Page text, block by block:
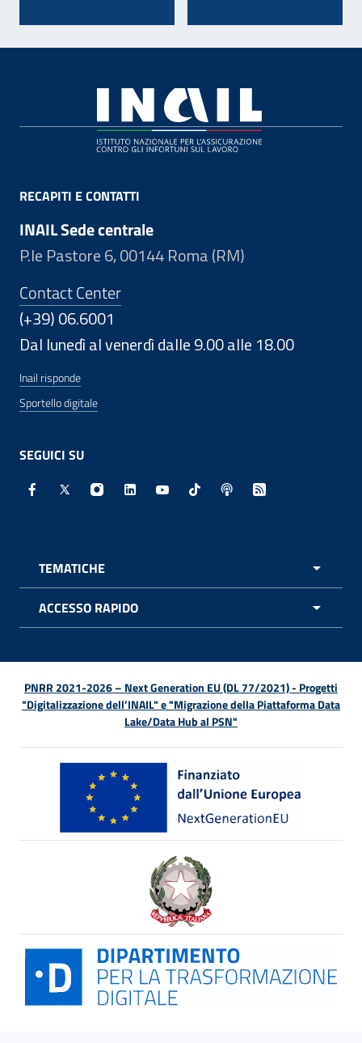
RECAPITI E CONTATTI
INAIL Sede centrale
P.le Pastore 6, 00144 Roma (RM)
Contact Center
(+39) 06.6001
Dal lunedì al venerdì dalle 9.00 alle 18.00
Inail risponde
Sportello digitale
SEGUICI SU
Facebook - Sito esterno - Apertura in nuova finestra
X - Sito esterno - Apertura in nuova finestra
Instagram - Sito esterno - Apertura in
Linkedin - Sito esterno - Apertura in
Youtube - Sito esterno -
TikTok - Sito esterno -
Spreaker - Sito
Feed RSS -
TEMATICHE
ACCESSO RAPIDO
PNRR 2021-2026 – Next Generation EU (DL 77/2021) - Progetti
"Digitalizzazione dell’INAIL" e "Migrazione della Piattaforma Data
Lake/Data Hub al PSN"